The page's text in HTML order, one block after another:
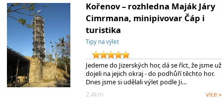
Kořenov – rozhledna Maják Járy
Cimrmana, minipivovar Čáp i
turistika
Tipy na výlet
Jedeme do Jizerských hor, dá se říct, že jsme už
dojeli na jejich okraj - do podhůří těchto hor.
Dnes jsme si udělali výlet podle Ji…
2.4km
více »